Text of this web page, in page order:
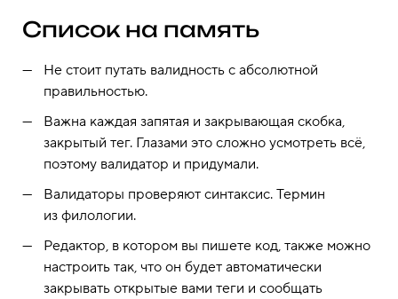
Список на память
Не стоит путать валидность с абсолютной
правильностью.
Важна каждая запятая и закрывающая скобка,
закрытый тег. Глазами это сложно усмотреть всё,
поэтому валидатор и придумали.
Валидаторы проверяют синтаксис. Термин
из филологии.
Редактор, в котором вы пишете код, также можно
настроить так, что он будет автоматически
закрывать открытые вами теги и сообщать